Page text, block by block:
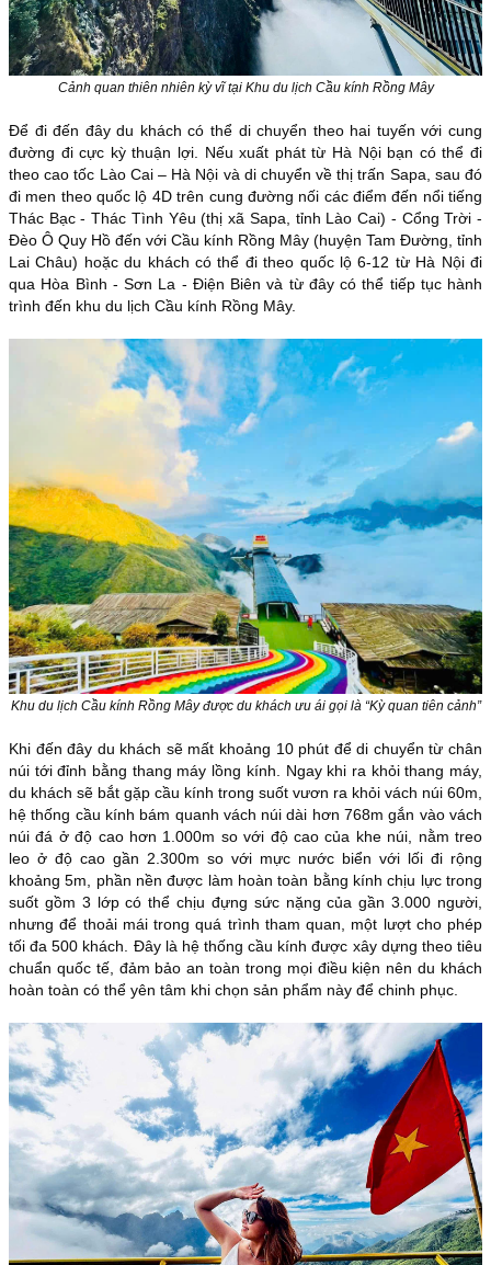
Cảnh quan thiên nhiên kỳ vĩ tại Khu du lịch Cầu kính Rồng Mây
Để đi đến đây du khách có thể di chuyển theo hai tuyến với cung
đường đi cực kỳ thuận lợi. Nếu xuất phát từ Hà Nội bạn có thể đi
theo cao tốc Lào Cai – Hà Nội và di chuyển về thị trấn Sapa, sau đó
đi men theo quốc lộ 4D trên cung đường nối các điểm đến nổi tiếng
Thác Bạc - Thác Tình Yêu (thị xã Sapa, tỉnh Lào Cai) - Cổng Trời -
Đèo Ô Quy Hồ đến với Cầu kính Rồng Mây (huyện Tam Đường, tỉnh
Lai Châu) hoặc du khách có thể đi theo quốc lộ 6-12 từ Hà Nội đi
qua Hòa Bình - Sơn La - Điện Biên và từ đây có thể tiếp tục hành
trình đến khu du lịch Cầu kính Rồng Mây.
Khu du lịch Cầu kính Rồng Mây được du khách ưu ái gọi là “Kỳ quan tiên cảnh”
Khi đến đây du khách sẽ mất khoảng 10 phút để di chuyển từ chân
núi tới đỉnh bằng thang máy lồng kính. Ngay khi ra khỏi thang máy,
du khách sẽ bắt gặp cầu kính trong suốt vươn ra khỏi vách núi 60m,
hệ thống cầu kính bám quanh vách núi dài hơn 768m gắn vào vách
núi đá ở độ cao hơn 1.000m so với độ cao của khe núi, nằm treo
leo ở độ cao gần 2.300m so với mực nước biển với lối đi rộng
khoảng 5m, phần nền được làm hoàn toàn bằng kính chịu lực trong
suốt gồm 3 lớp có thể chịu đựng sức nặng của gần 3.000 người,
nhưng để thoải mái trong quá trình tham quan, một lượt cho phép
tối đa 500 khách. Đây là hệ thống cầu kính được xây dựng theo tiêu
chuẩn quốc tế, đảm bảo an toàn trong mọi điều kiện nên du khách
hoàn toàn có thể yên tâm khi chọn sản phẩm này để chinh phục.